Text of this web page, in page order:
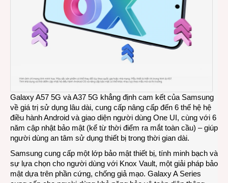
Galaxy A57 5G và A37 5G khẳng định cam kết của Samsung
về giá trị sử dụng lâu dài, cung cấp nâng cấp đến 6 thế hệ hệ
điều hành Android và giao diện người dùng One UI, cùng với 6
năm cập nhật bảo mật (kể từ thời điểm ra mắt toàn cầu) – giúp
người dùng an tâm sử dụng thiết bị trong thời gian dài.
Samsung cung cấp một lớp bảo mật thiết bị, tính minh bạch và
sự lựa chọn cho người dùng với Knox Vault, một giải pháp bảo
mật dựa trên phần cứng, chống giả mạo. Galaxy A Series